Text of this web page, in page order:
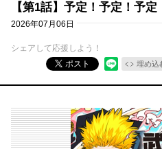
【第1話】予定！予定！予定
2026年07月06日
シェアして応援しよう！
ポスト
埋め込